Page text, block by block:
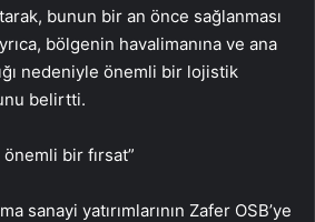
bunun bir an önce sağlanması
bölgenin havalimanına ve ana
nedeniyle önemli bir lojistik
belirtti.
bir fırsat”
sanayi yatırımlarının Zafer OSB’ye